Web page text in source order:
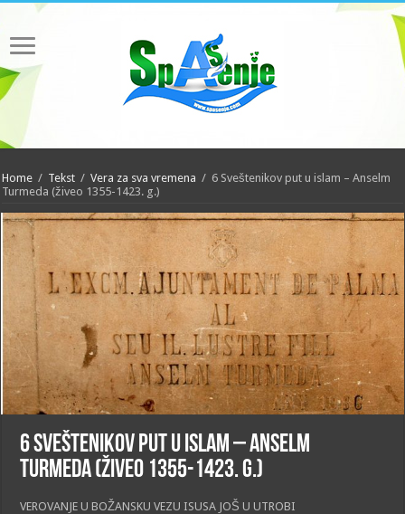
Home / Tekst / Vera za sva vremena / 6 Sveštenikov put u islam – Anselm
Turmeda (živeo 1355-1423. g.)
6 Sveštenikov put u islam – Anselm
Turmeda (živeo 1355-1423. g.)
VEROVANJE U BOŽANSKU VEZU ISUSA JOŠ U UTROBI